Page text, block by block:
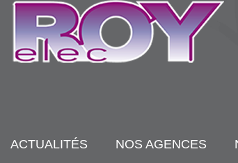
ACTUALITÉS NOS AGENCES